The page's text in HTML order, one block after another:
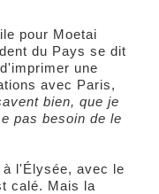
pour Moetai
du Pays se dit
une
avec Paris,
bien, que je
pas besoin de le
l'Élysée, avec le
calé. Mais la